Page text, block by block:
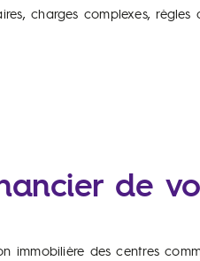
charges complexes,
de
immobilière des centres